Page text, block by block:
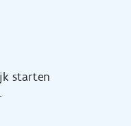
starten